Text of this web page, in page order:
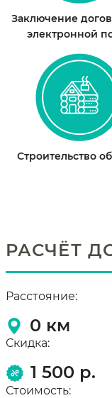
Заключение
электронной
Строительство
РАСЧЁТ
Расстояние:
0 км
Скидка:
1 500 р.
Стоимость: